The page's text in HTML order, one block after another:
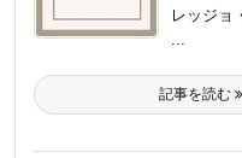
レッジョ
記事を読む